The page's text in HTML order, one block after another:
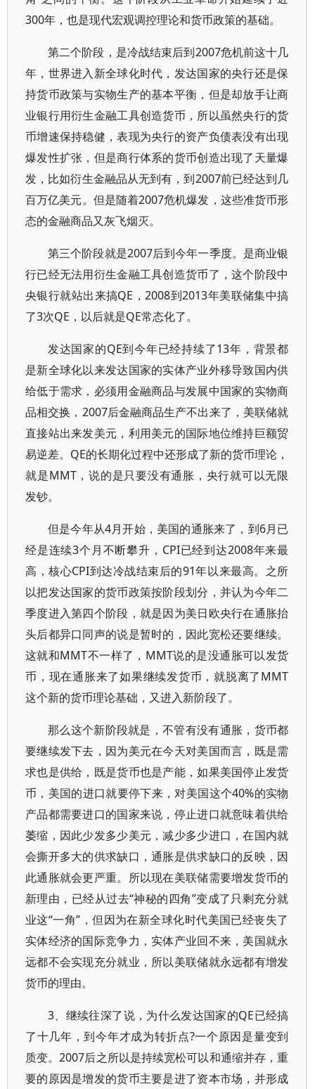
300年，也是现代宏观调控理论和货币政策的基础。
第二个阶段，是冷战结束后到2007危机前这十几
年，世界进入新全球化时代，发达国家的央行还是保
持货币政策与实物生产的基本平衡，但是却放手让商
业银行用衍生金融工具创造货币，所以虽然央行的货
币增速保持稳健，表现为央行的资产负债表没有出现
爆发性扩张，但是商行体系的货币创造出现了天量爆
发，比如衍生金融品从无到有，到2007前已经达到几
百万亿美元。但是随着2007危机爆发，这些准货币形
态的金融商品又灰飞烟灭。
第三个阶段就是2007后到今年一季度。是商业银
行已经无法用衍生金融工具创造货币了，这个阶段中
央银行就站出来搞QE，2008到2013年美联储集中搞
了3次QE，以后就是QE常态化了。
发达国家的QE到今年已经持续了13年，背景都
是新全球化以来发达国家的实体产业外移导致国内供
给低于需求，必须用金融商品与发展中国家的实物商
品相交换，2007后金融商品生产不出来了，美联储就
直接站出来发美元，利用美元的国际地位维持巨额贸
易逆差。QE的长期化过程中还形成了新的货币理论，
就是MMT，说的是只要没有通胀，央行就可以无限
发钞。
但是今年从4月开始，美国的通胀来了，到6月已
经是连续3个月不断攀升，CPI已经到达2008年来最
高，核心CPI到达冷战结束后的91年以来最高。之所
以把发达国家的货币政策按阶段划分，并认为今年二
季度进入第四个阶段，就是因为美日欧央行在通胀抬
头后都异口同声的说是暂时的，因此宽松还要继续。
这就和MMT不一样了，MMT说的是没通胀可以发货
币，现在通胀来了如果继续发货币，就脱离了MMT
这个新的货币理论基础，又进入新阶段了。
那么这个新阶段就是，不管有没有通胀，货币都
要继续发下去，因为美元在今天对美国而言，既是需
求也是供给，既是货币也是产能，如果美国停止发货
币，美国的进口就要停下来，对美国这个40%的实物
产品都需要进口的国家来说，停止进口就意味着供给
萎缩，因此少发多少美元，减少多少进口，在国内就
会撕开多大的供求缺口，通胀是供求缺口的反映，因
此通胀就会更严重。所以现在美联储需要增发货币的
新理由，已经从过去“神秘的四角”变成了只剩充分就
业这“一角”，但因为在新全球化时代美国已经丧失了
实体经济的国际竞争力，实体产业回不来，美国就永
远都不会实现充分就业，所以美联储就永远都有增发
货币的理由。
3、继续往深了说，为什么发达国家的QE已经搞
了十几年，到今年才成为转折点?一个原因是量变到
质变。2007后之所以是持续宽松可以和通缩并存，重
要的原因是增发的货币主要是进了资本市场，并形成